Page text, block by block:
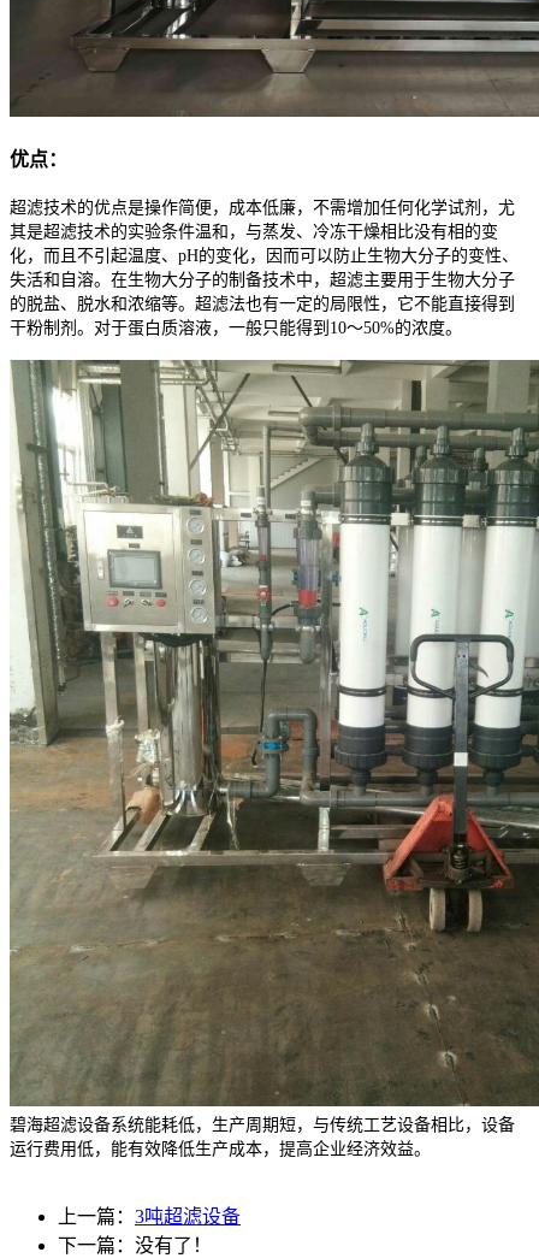
优点：
超滤技术的优点是操作简便，成本低廉，不需增加任何化学试剂，尤
其是超滤技术的实验条件温和，与蒸发、冷冻干燥相比没有相的变
化，而且不引起温度、pH的变化，因而可以防止生物大分子的变性、
失活和自溶。在生物大分子的制备技术中，超滤主要用于生物大分子
的脱盐、脱水和浓缩等。超滤法也有一定的局限性，它不能直接得到
干粉制剂。对于蛋白质溶液，一般只能得到10～50%的浓度。
碧海超滤设备系统能耗低，生产周期短，与传统工艺设备相比，设备
运行费用低，能有效降低生产成本，提高企业经济效益。
上一篇： 3吨超滤设备
下一篇：没有了！